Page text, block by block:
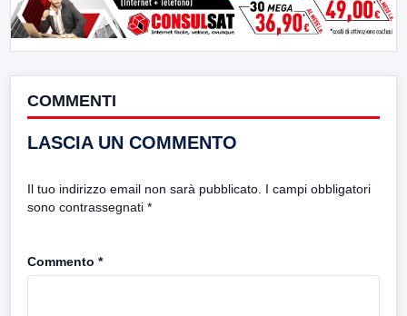
COMMENTI
LASCIA UN COMMENTO
Il tuo indirizzo email non sarà pubblicato. I campi obbligatori
sono contrassegnati *
Commento *